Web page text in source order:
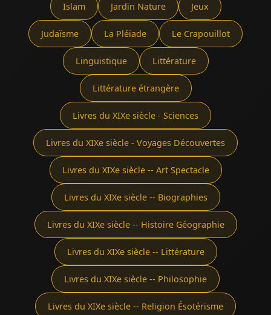
Islam Jardin Nature Jeux
Judaïsme La Pléïade Le Crapouillot
Linguistique Littérature
Littérature étrangère
Livres du XIXe siècle - Sciences
Livres du XIXe siècle - Voyages Découvertes
Livres du XIXe siècle -- Art Spectacle
Livres du XIXe siècle -- Biographies
Livres du XIXe siècle -- Histoire Géographie
Livres du XIXe siècle -- Littérature
Livres du XIXe siècle -- Philosophie
Livres du XIXe siècle -- Religion Ésotérisme